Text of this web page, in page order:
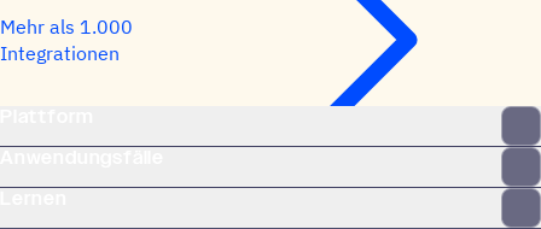
Mehr als 1.000
Integrationen